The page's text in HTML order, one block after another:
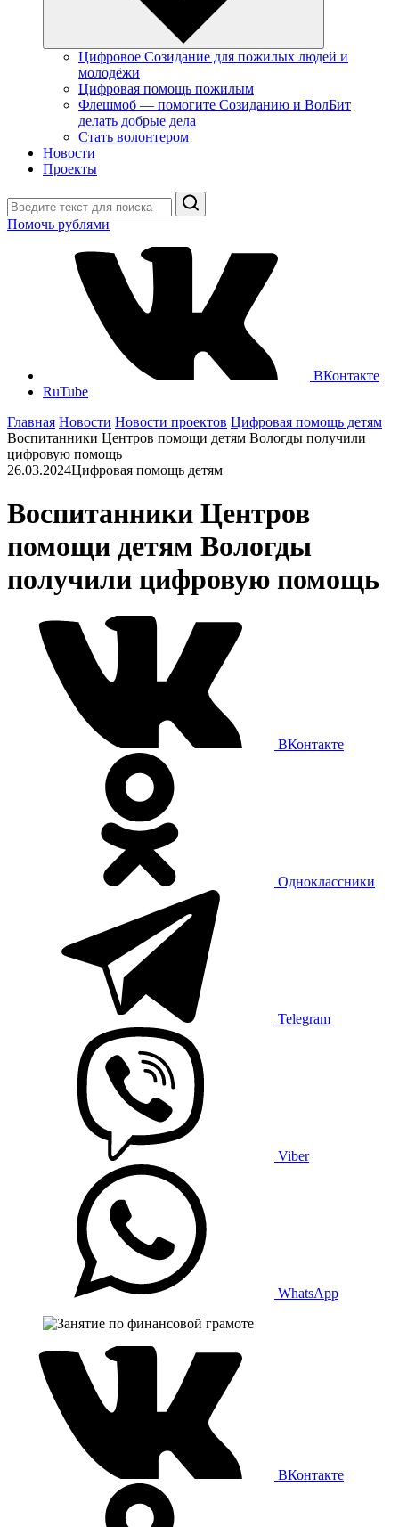
Цифровое Созидание для пожилых людей и
молодёжи
Цифровая помощь пожилым
Флешмоб — помогите Созиданию и ВолБит
делать добрые дела
Стать волонтером
Новости
Проекты
Поиск
Помочь рублями
ВКонтакте
RuTube
Главная Новости Новости проектов Цифровая помощь детям
Воспитанники Центров помощи детям Вологды получили
цифровую помощь
26.03.2024Цифровая помощь детям
Воспитанники Центров
помощи детям Вологды
получили цифровую помощь
ВКонтакте
Одноклассники
Telegram
Viber
WhatsApp
ВКонтакте